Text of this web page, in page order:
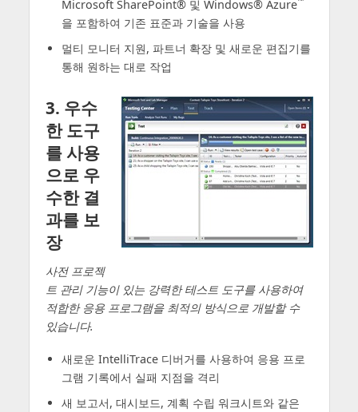
Microsoft SharePoint® 및 Windows® Azure
을 포함하여 기존 표준과 기술을 사용
멀티 모니터 지원, 파트너 확장 및 새로운 편집기를
통해 원하는 대로 작업
3. 우수
한 도구
를 사용
으로 우
수한 결
과를 보
장
사전 프로젝
트 관리 기능이 있는 강력한 테스트 도구를 사용하여
적합한 응용 프로그램을 최적의 방식으로 개발할 수
있습니다.
새로운 IntelliTrace 디버거를 사용하여 응용 프로
그램 기록에서 실패 지점을 격리
새 보고서, 대시보드, 계획 수립 워크시트와 같은